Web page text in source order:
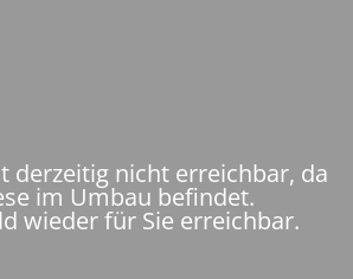
derzeitig nicht erreichbar, da
im Umbau befindet.
wieder für Sie erreichbar.